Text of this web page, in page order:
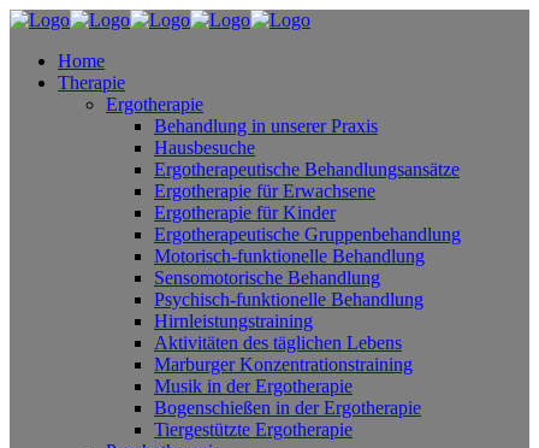
Home
Therapie
Ergotherapie
Behandlung in unserer Praxis
Hausbesuche
Ergotherapeutische Behandlungsansätze
Ergotherapie für Erwachsene
Ergotherapie für Kinder
Ergotherapeutische Gruppenbehandlung
Motorisch-funktionelle Behandlung
Sensomotorische Behandlung
Psychisch-funktionelle Behandlung
Hirnleistungstraining
Aktivitäten des täglichen Lebens
Marburger Konzentrationstraining
Musik in der Ergotherapie
Bogenschießen in der Ergotherapie
Tiergestützte Ergotherapie